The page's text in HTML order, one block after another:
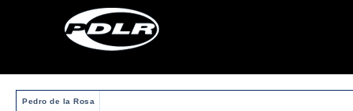
Pedro de la Rosa